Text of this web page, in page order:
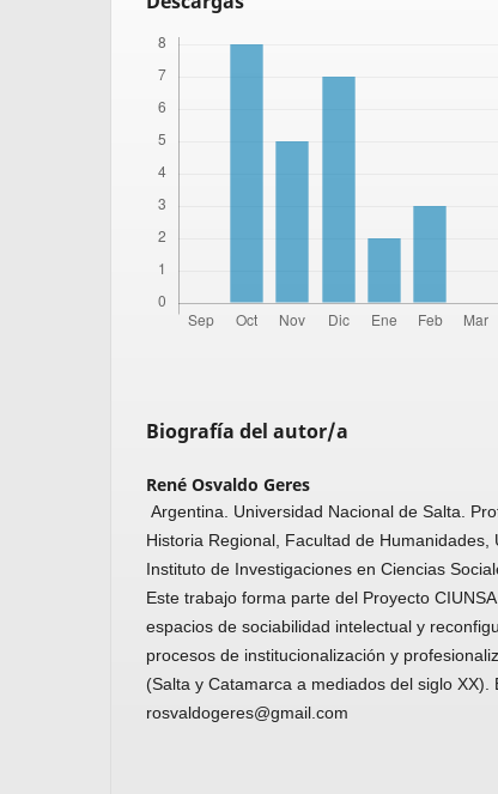
Biografía del autor/a
René Osvaldo Geres
Argentina. Universidad Nacional de Salta.
Historia Regional, Facultad de Humanidades,
Instituto de Investigaciones en Ciencias
Este trabajo forma parte del Proyecto
espacios de sociabilidad intelectual y
procesos de institucionalización y
(Salta y Catamarca a mediados del siglo XX).
rosvaldogeres@gmail.com